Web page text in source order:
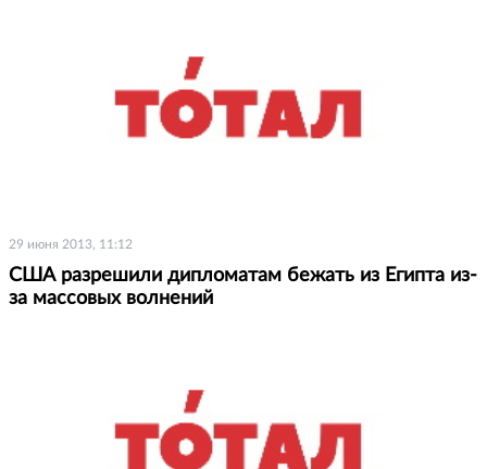
29 июня 2013, 11:12
США разрешили дипломатам бежать из Египта из-
за массовых волнений